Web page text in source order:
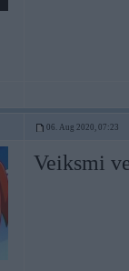
06. Aug 2020, 07:23
Veiksmi